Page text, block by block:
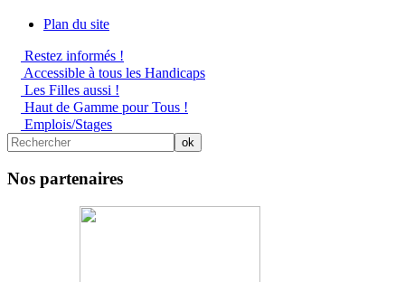
Plan du site
Restez informés !
Accessible à tous les Handicaps
Les Filles aussi !
Haut de Gamme pour Tous !
Emplois/Stages
Nos partenaires